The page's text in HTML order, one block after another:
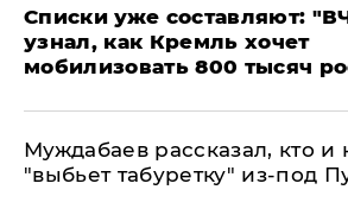
Списки уже составляют:
узнал, как Кремль хочет
мобилизовать 800 тысяч
Муждабаев рассказал, кто и
"выбьет табуретку" из-под